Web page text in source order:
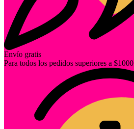
Envío gratis
Para todos los pedidos superiores a $1000